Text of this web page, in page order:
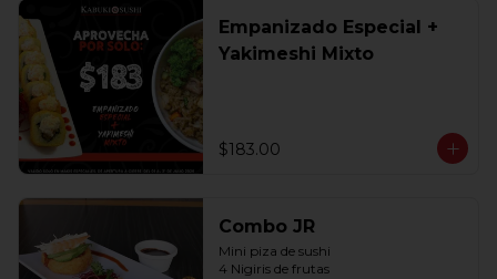
Empanizado Especial +
Yakimeshi Mixto
$183.00
Combo JR
Mini piza de sushi
4 Nigiris de frutas